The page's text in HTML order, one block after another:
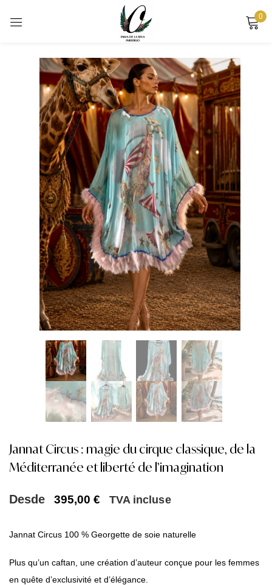
0
Jannat Circus : magie du cirque classique, de la
Méditerranée et liberté de l’imagination
Desde 395,00€ TVA incluse
Jannat Circus 100 % Georgette de soie naturelle
Plus qu’un caftan, une création d’auteur conçue pour les femmes
en quête d’exclusivité et d’élégance.
Sign in
Remember me Lost password?
LOG IN
CREATE AN ACCOUNT